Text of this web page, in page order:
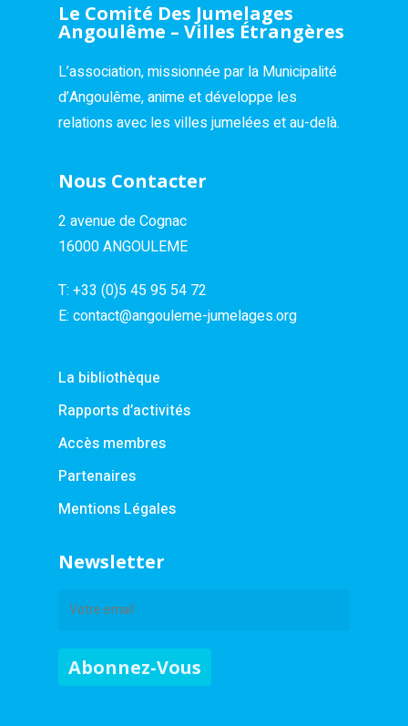
Le Comité Des Jumelages
Angoulême – Villes Étrangères
L’association, missionnée par la Municipalité
d’Angoulême, anime et développe les
relations avec les villes jumelées et au-delà.
Nous Contacter
2 avenue de Cognac
16000 ANGOULEME
T: +33 (0)5 45 95 54 72
E: contact@angouleme-jumelages.org
La bibliothèque
Rapports d’activités
Accès membres
Partenaires
Mentions Légales
Newsletter